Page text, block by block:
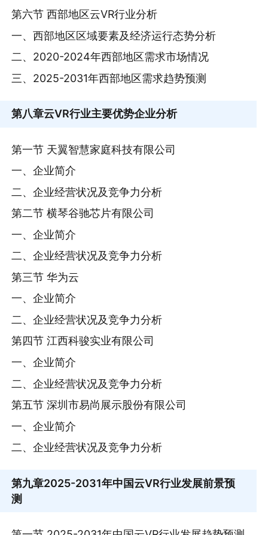
第六节 西部地区云VR行业分析
一、西部地区区域要素及经济运行态势分析
二、2020-2024年西部地区需求市场情况
三、2025-2031年西部地区需求趋势预测
第八章云VR行业主要优势企业分析
第一节 天翼智慧家庭科技有限公司
一、企业简介
二、企业经营状况及竞争力分析
第二节 横琴谷驰芯片有限公司
一、企业简介
二、企业经营状况及竞争力分析
第三节 华为云
一、企业简介
二、企业经营状况及竞争力分析
第四节 江西科骏实业有限公司
一、企业简介
二、企业经营状况及竞争力分析
第五节 深圳市易尚展示股份有限公司
一、企业简介
二、企业经营状况及竞争力分析
第九章2025-2031年中国云VR行业发展前景预
测